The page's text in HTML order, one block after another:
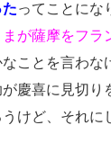
ってことにな
が薩摩をフラ
ことを言わな
慶喜に見切り
けど、それに